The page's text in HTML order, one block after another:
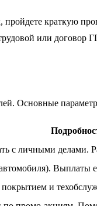
пройдете краткую
или договор
Основные
с личными делами.
и